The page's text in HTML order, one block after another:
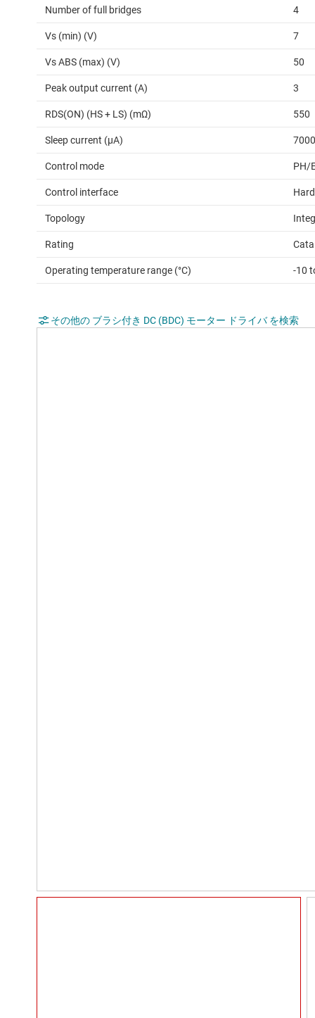
Number of full bridges 4
Vs (min) (V) 7
Vs ABS (max) (V) 50
Peak output current (A) 3
RDS(ON) (HS + LS) (mΩ) 550
Sleep current (µA) 7000
Control mode PH/
Control interface
Topology
Rating
Operating temperature range (°C) -10
その他の ブラシ付き DC (BDC) モーター ドライバ を検索